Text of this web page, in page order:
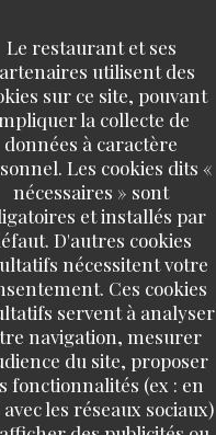
Le restaurant et ses
utilisent des
sur ce site, pouvant
la collecte de
données à caractère
Les cookies dits «
nécessaires » sont
et installés par
D'autres cookies
nécessitent votre
Ces cookies
servent à analyser
navigation, mesurer
du site, proposer
fonctionnalités (ex : en
les réseaux sociaux)